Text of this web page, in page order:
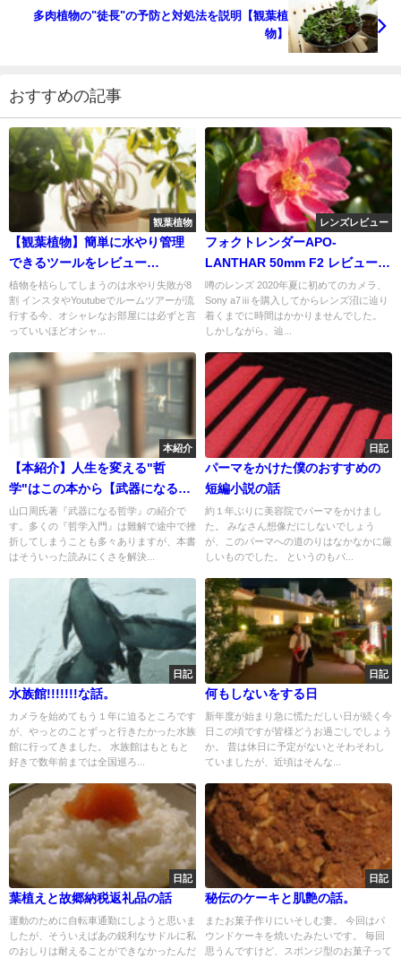
多肉植物の"徒長"の予防と対処法を説明【観葉植
物】
おすすめの記事
観葉植物
【観葉植物】簡単に水やり管理
できるツールをレビュー
【SUSTEE】
植物を枯らしてしまうのは水やり失敗が8
割 インスタやYoutubeでルームツアーが流
行する今、オシャレなお部屋には必ずと言
っていいほどオシャ...
レンズレビュー
フォクトレンダーAPO-
LANTHAR 50mm F2 レビュー
【作例あり】
噂のレンズ 2020年夏に初めてのカメラ、
Sony a7ⅲを購入してからレンズ沼に辿り
着くまでに時間はかかりませんでした。
しかしながら、辿...
本紹介
【本紹介】人生を変える"哲
学"はこの本から【武器になる哲
学】
山口周氏著『武器になる哲学』の紹介で
す。多くの『哲学入門』は難解で途中で挫
折してしまうことも多々ありますが、本書
はそういった読みにくさを解決...
日記
パーマをかけた僕のおすすめの
短編小説の話
約１年ぶりに美容院でパーマをかけまし
た。 みなさん想像だにしないでしょう
が、このパーマへの道のりはなかなかに厳
しいものでした。 というのもパ...
日記
水族館!!!!!!!な話。
カメラを始めてもう１年に迫るところです
が、やっとのことずっと行きたかった水族
館に行ってきました。 水族館はもともと
好きで数年前までは全国巡ろ...
日記
何もしないをする日
新年度が始まり急に慌ただしい日が続く今
日この頃ですが皆様どうお過ごしでしょう
か。 昔は休日に予定がないとそわそわし
ていましたが、近頃はそんな...
日記
葉植えと故郷納税返礼品の話
運動のために自転車通勤にしようと思いま
したが、そういえばあの鋭利なサドルに私
のおしりは耐えることができなかったんだ
日記
秘伝のケーキと肌艶の話。
またお菓子作りにいそしむ妻。 今回はパ
ウンドケーキを焼いたみたいです。 毎回
思うんですけど、スポンジ型のお菓子って